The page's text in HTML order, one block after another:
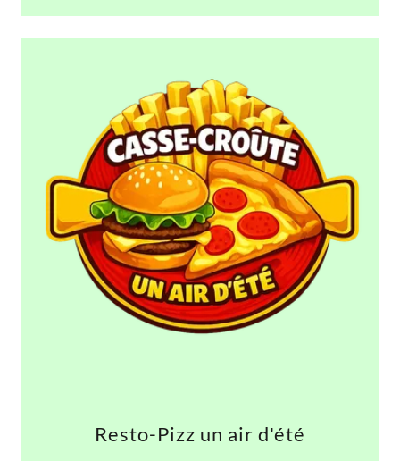
Resto-Pizz un air d'été